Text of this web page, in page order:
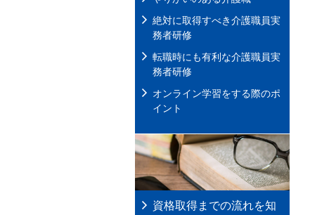
絶対に取得すべき介護職員実
務者研修
転職時にも有利な介護職員実
務者研修
オンライン学習をする際のポ
イント
資格取得までの流れを知